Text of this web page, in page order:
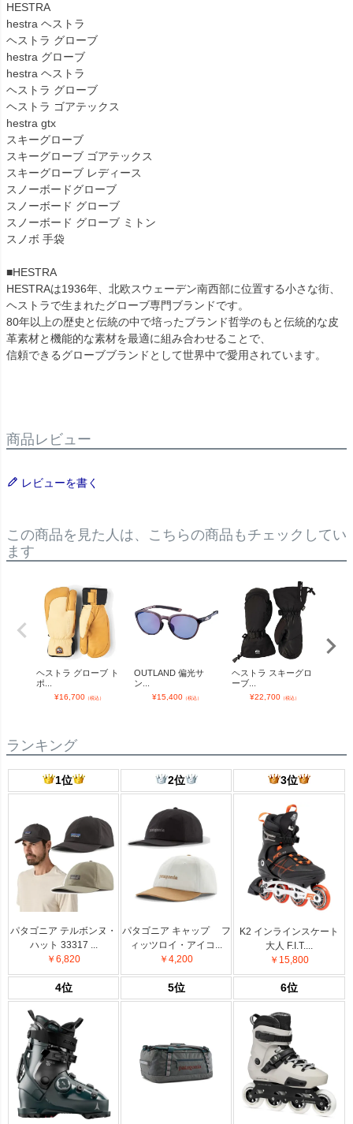
HESTRA
hestra ヘストラ
ヘストラ グローブ
hestra グローブ
hestra ヘストラ
ヘストラ グローブ
ヘストラ ゴアテックス
hestra gtx
スキーグローブ
スキーグローブ ゴアテックス
スキーグローブ レディース
スノーボードグローブ
スノーボード グローブ
スノーボード グローブ ミトン
スノボ 手袋
■HESTRA
HESTRAは1936年、北欧スウェーデン南西部に位置する小さな街、
ヘストラで生まれたグローブ専門ブランドです。
80年以上の歴史と伝統の中で培ったブランド哲学のもと伝統的な皮
革素材と機能的な素材を最適に組み合わせることで、
信頼できるグローブブランドとして世界中で愛用されています。
商品レビュー
レビューを書く
この商品を見た人は、こちらの商品もチェックしてい
ます
ヘストラ グローブ ト
ポ...
¥16,700（税込）
OUTLAND 偏光サ
ン...
¥15,400（税込）
ヘストラ スキーグロ
ーブ...
¥22,700（税込）
ランキング
1位 2位 3位
パタゴニア テルボンヌ・
ハット 33317 ...
￥6,820
パタゴニア キャップ フ
ィッツロイ・アイコ...
￥4,200
K2 インラインスケート
大人 F.I.T....
￥15,800
4位 5位 6位